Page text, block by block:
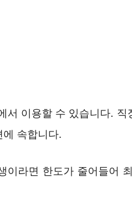
서 이용할 수 있습니다. 직
속합니다.
이라면 한도가 줄어들어